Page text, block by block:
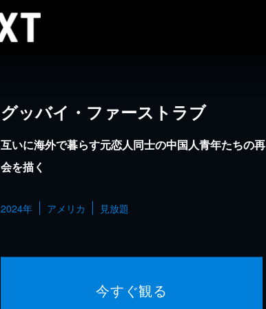
グッバイ・ファーストラブ
互いに海外で暮らす元恋人同士の中国人青年たちの再
会を描く
2024年 アメリカ 見放題
今すぐ観る